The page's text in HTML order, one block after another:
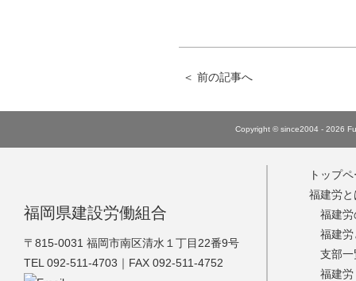
＜ 前の記事へ
Copyright © since2004 - 2026
福建労
福岡県建設労働組合
〒815-0031 福岡市南区清水１丁目22番9号
TEL 092-511-4703｜FAX 092-511-4752
トップ
福建労と
福建
福建労
支部一
福建